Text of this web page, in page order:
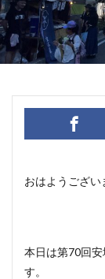
おはようござ
本日は第70回
す。